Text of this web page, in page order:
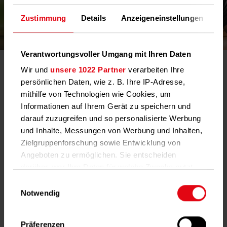
Zustimmung Details Anzeigeneinstellungen
Verantwortungsvoller Umgang mit Ihren Daten
Wir und unsere 1022 Partner verarbeiten Ihre
persönlichen Daten, wie z. B. Ihre IP-Adresse,
mithilfe von Technologien wie Cookies, um
Informationen auf Ihrem Gerät zu speichern und
darauf zuzugreifen und so personalisierte Werbung
und Inhalte, Messungen von Werbung und Inhalten,
Zielgruppenforschung sowie Entwicklung von
Angeboten zu ermöglichen. Sie entscheiden
Cookie-Erklärung oder durch Klicken auf das
Privacy Trigger Symbol ändern oder widerrufen
Notwendig
Präferenzen
Informationen und Energiespartipps für
Mieter*innen
Bewohner*innen profitieren neben einer transparenten
Heizkostenabrechnung von umfassenden Techem Services. Das
digitale Kundenportal ermöglicht Ihnen den gesetzteskonformen
Einblick in Ihren persönlichen Energieverbrauch und hilft Ihnen
so, Ihre Kosten im Blick zu behalten.
Weitere Informationen
Alle Details rund um die